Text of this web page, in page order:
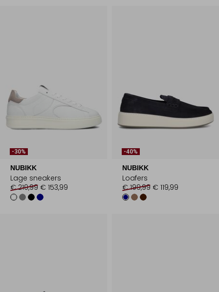
-30%
NUBIKK
Lage sneakers
€ 219,99 € 153,99
-40%
NUBIKK
Loafers
€ 199,99 € 119,99